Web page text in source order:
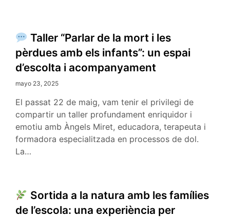
Taller “Parlar de la mort i les
pèrdues amb els infants”: un espai
d’escolta i acompanyament
mayo 23, 2025
El passat 22 de maig, vam tenir el privilegi de
compartir un taller profundament enriquidor i
emotiu amb Àngels Miret, educadora, terapeuta i
formadora especialitzada en processos de dol.
La…
Sortida a la natura amb les famílies
de l’escola: una experiència per